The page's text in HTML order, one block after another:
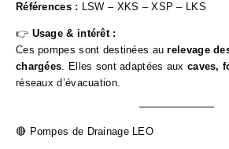
Références : LSW – XKS – XSP – LKS
👉 Usage & intérêt :
Ces pompes sont destinées aurelevage
chargées. Elles sont adaptées aux caves,
réseaux d’évacuation.
🔴 Pompes de Drainage LEO